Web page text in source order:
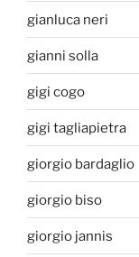
gianluca neri
gianni solla
gigi cogo
gigi tagliapietra
giorgio bardaglio
giorgio biso
giorgio jannis